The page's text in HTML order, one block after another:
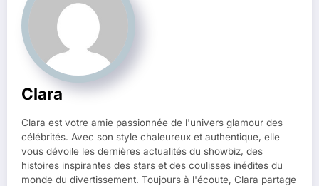
Clara
Clara est votre amie passionnée de l'univers glamour des
célébrités. Avec son style chaleureux et authentique, elle
vous dévoile les dernières actualités du showbiz, des
histoires inspirantes des stars et des coulisses inédites du
monde du divertissement. Toujours à l'écoute, Clara partage